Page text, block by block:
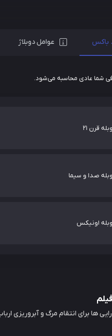
باکس عوامل دوبلاژ
شما عادی محاسبه می‌شود.
قرن 21
صدا و سیما
اونیکس
ها برای انتقام مرگ و آبروریزی